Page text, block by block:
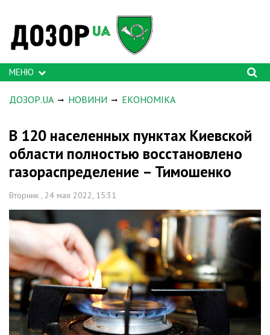
МЕНЮ
ДОЗОР.UA НОВИНИ ЕКОНОМІКА
В 120 населенных пунктах Киевской
области полностью восстановлено
газораспределение – Тимошенко
Вторник , 24 мая 2022, 15:31